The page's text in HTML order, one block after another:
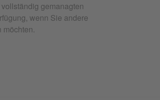
gemanagten
wenn Sie andere
möchten.